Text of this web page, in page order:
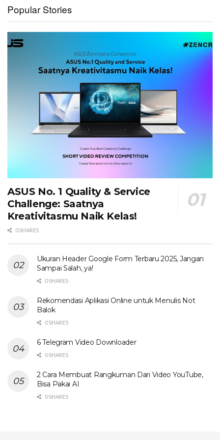
Popular Stories
ASUS No. 1 Quality & Service
Challenge: Saatnya
Kreativitasmu Naik Kelas!
0 SHARES
Ukuran Header Google Form Terbaru 2025, Jangan
Sampai Salah, ya!
0 SHARES
Rekomendasi Aplikasi Online untuk Menulis Not
Balok
0 SHARES
6 Telegram Video Downloader
0 SHARES
2 Cara Membuat Rangkuman Dari Video YouTube,
Bisa Pakai AI
0 SHARES